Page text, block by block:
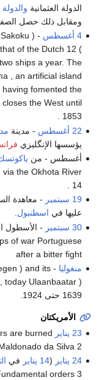
الدولة العثمانية
ومقابل ذلك حصل
4 أغسطس
)
of the Dutch 12 (
ships a year. The
, an artificial island
fomented the
the West until
1853 .
22 أغسطس
- مدينة
يؤسسها الإنگليزي
أغسطس - من
the Okhota River
14 .
19 سبتمبر
- معاهدة
عليها في اسطنبول.
30 سبتمبر
- الأسطول
of war Portuguese
after a bitter fight
منغوليا
) and its
1639 حتى 1924.
الأمريكتان
23 يناير
are burned
da Silva 2 .
24 يناير
(14 يناير في
orders 3 .